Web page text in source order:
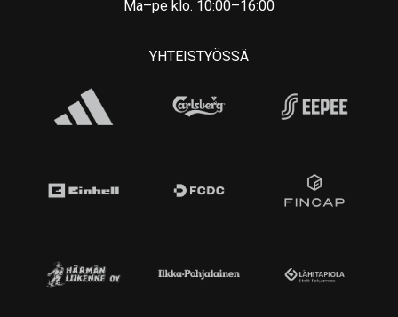
Ma–pe klo. 10:00–16:00
YHTEISTYÖSSÄ